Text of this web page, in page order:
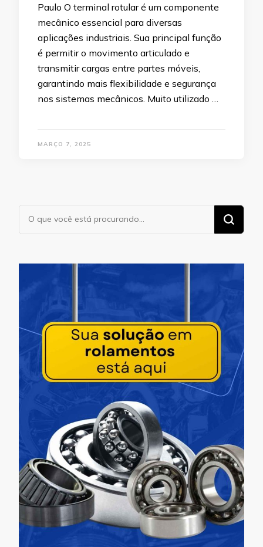
Paulo O terminal rotular é um componente
mecânico essencial para diversas
aplicações industriais. Sua principal função
é permitir o movimento articulado e
transmitir cargas entre partes móveis,
garantindo mais flexibilidade e segurança
nos sistemas mecânicos. Muito utilizado …
MARÇO 7, 2025
Procurando
algo?